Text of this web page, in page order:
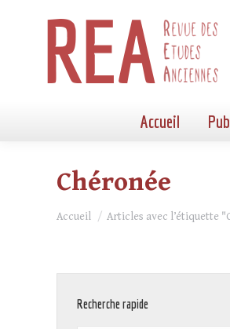
Accueil
Chéronée
Vous êtes ici :
Accueil Articles avec l’étiquette
Recherche rapide